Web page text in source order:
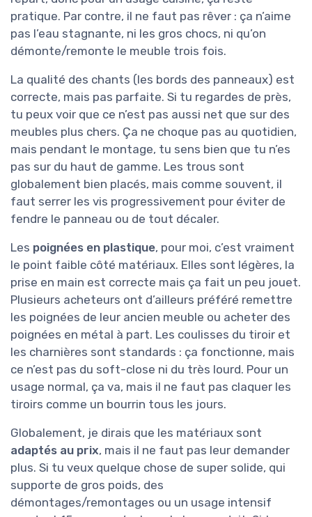
pratique. Par contre, il ne faut pas rêver : ça n’aime
pas l’eau stagnante, ni les gros chocs, ni qu’on
démonte/remonte le meuble trois fois.
La qualité des chants (les bords des panneaux) est
correcte, mais pas parfaite. Si tu regardes de près,
tu peux voir que ce n’est pas aussi net que sur des
meubles plus chers. Ça ne choque pas au quotidien,
mais pendant le montage, tu sens bien que tu n’es
pas sur du haut de gamme. Les trous sont
globalement bien placés, mais comme souvent, il
faut serrer les vis progressivement pour éviter de
fendre le panneau ou de tout décaler.
Les poignées en plastique, pour moi, c’est vraiment
le point faible côté matériaux. Elles sont légères, la
prise en main est correcte mais ça fait un peu jouet.
Plusieurs acheteurs ont d’ailleurs préféré remettre
les poignées de leur ancien meuble ou acheter des
poignées en métal à part. Les coulisses du tiroir et
les charnières sont standards : ça fonctionne, mais
ce n’est pas du soft-close ni du très lourd. Pour un
usage normal, ça va, mais il ne faut pas claquer les
tiroirs comme un bourrin tous les jours.
Globalement, je dirais que les matériaux sont
adaptés au prix, mais il ne faut pas leur demander
plus. Si tu veux quelque chose de super solide, qui
supporte de gros poids, des
démontages/remontages ou un usage intensif